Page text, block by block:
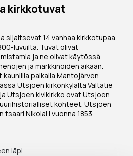
kirkkotuvat
sijaitsevat 14 vanhaa kirkkotupaa
luvuilta. Tuvat olivat
ja ne olivat käytössä
ja markkinoiden aikaan.
paikalla Mantojärven
Utsjoen kirkonkylältä Valtatie
Utsjoen kivikirkko ovat Utsjoen
kohteet. Utsjoen
tsaari Nikolai I vuonna 1853.
läpi